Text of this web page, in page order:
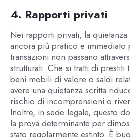
4. Rapporti privati
Nei rapporti privati, la quietanza
ancora più pratico e immediato
transazioni non passano
strutturati. Che si tratti di prestiti
beni mobili di valore o saldi
avere una quietanza scritta
rischio di incomprensioni o
Inoltre, in sede legale, questo
la prova determinante per